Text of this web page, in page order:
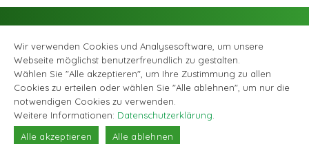
FacebookInstagram
© Musikschule Zollikofen Bremgarten, alle Rechte vorbehalten |
Datenschutzerklärung|Webagentur GABRIEL DESIGN
Wir verwenden Cookies und Analysesoftware, um unsere
Webseite möglichst benutzerfreundlich zu gestalten.
Wählen Sie "Alle akzeptieren", um Ihre Zustimmung zu allen
Cookies zu erteilen oder wählen Sie "Alle ablehnen", um nur die
notwendigen Cookies zu verwenden.
Weitere Informationen: Datenschutzerklärung
Alle akzeptieren
Alle ablehnen